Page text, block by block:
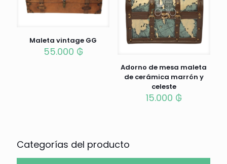
Maleta vintage GG
55.000 ₲
Adorno de mesa maleta
de cerámica marrón y
celeste
15.000 ₲
Categorías del producto